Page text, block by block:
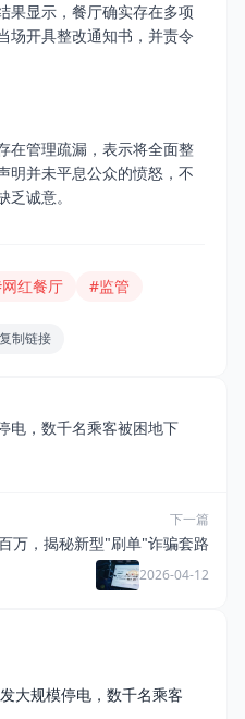
果显示，餐厅确实存在多项
场开具整改通知书，并责令
在管理疏漏，表示将全面整
明并未平息公众的愤怒，不
诚意。
红餐厅 #监管
复制链接
电，数千名乘客被困地下
下一篇
万，揭秘新型"刷单"诈骗套路
2026-04-12
大规模停电，数千名乘客